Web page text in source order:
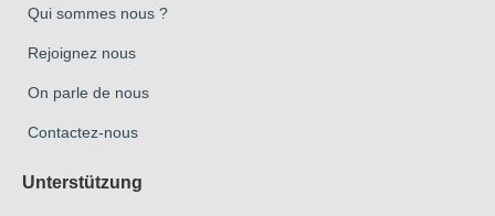
Qui sommes nous ?
Rejoignez nous
On parle de nous
Contactez-nous
Unterstützung